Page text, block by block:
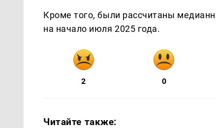
Кроме того, были рассчитаны
на начало июля 2025 года.
2 0
Читайте также: